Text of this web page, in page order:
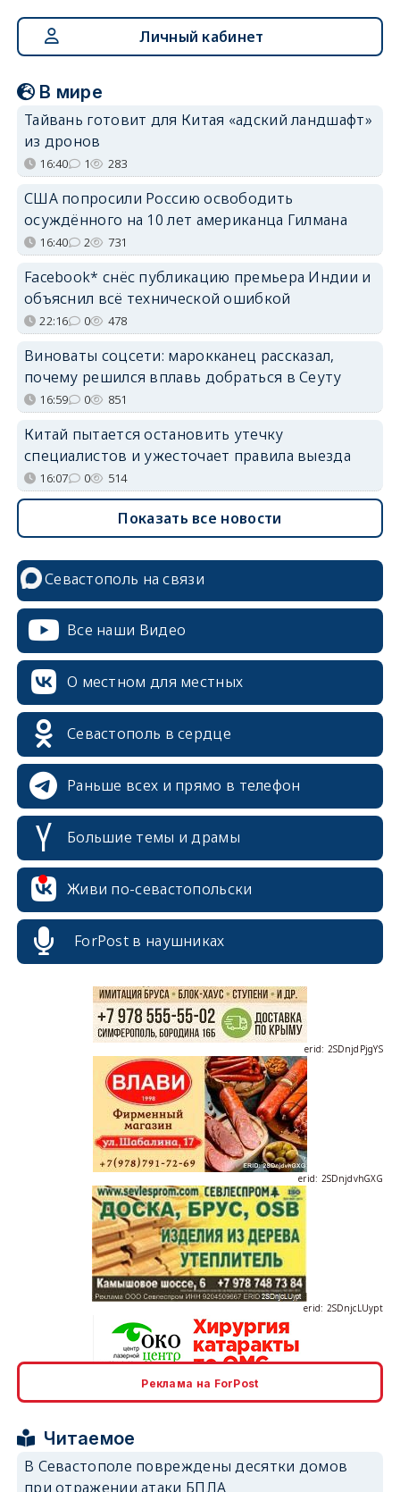
Личный кабинет
В мире
Тайвань готовит для Китая «адский ландшафт»
из дронов
16:40 1 283
США попросили Россию освободить
осуждённого на 10 лет американца Гилмана
16:40 2 731
Facebook* снёс публикацию премьера Индии и
объяснил всё технической ошибкой
22:16 0 478
Виноваты соцсети: марокканец рассказал,
почему решился вплавь добраться в Сеуту
16:59 0 851
Китай пытается остановить утечку
специалистов и ужесточает правила выезда
16:07 0 514
Показать все новости
Севастополь на связи
Все наши Видео
О местном для местных
Севастополь в сердце
Раньше всех и прямо в телефон
Большие темы и драмы
Живи по-севастопольски
ForPost в наушниках
erid: 2SDnjcrDNw6
erid: 2SDnjdPjgYS
erid: 2SDnjdvhGXG
Реклама на ForPost
Читаемое
В Севастополе повреждены десятки домов
при отражении атаки БПЛА